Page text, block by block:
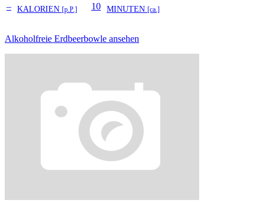
– KALORIEN [p.P.] 10 MINUTEN [ca.]
Alkoholfreie Erdbeerbowle ansehen